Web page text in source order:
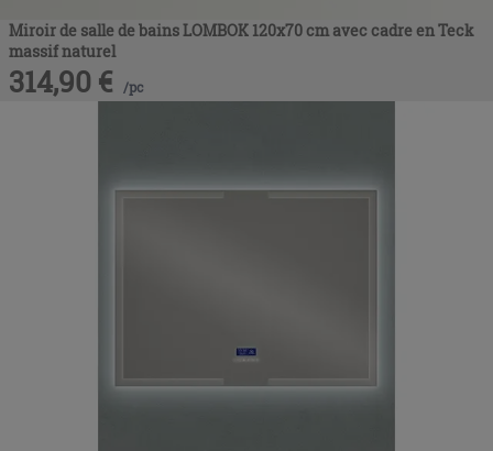
Miroir de salle de bains LOMBOK 120x70 cm avec cadre en Teck
massif naturel
314,90 € /pc